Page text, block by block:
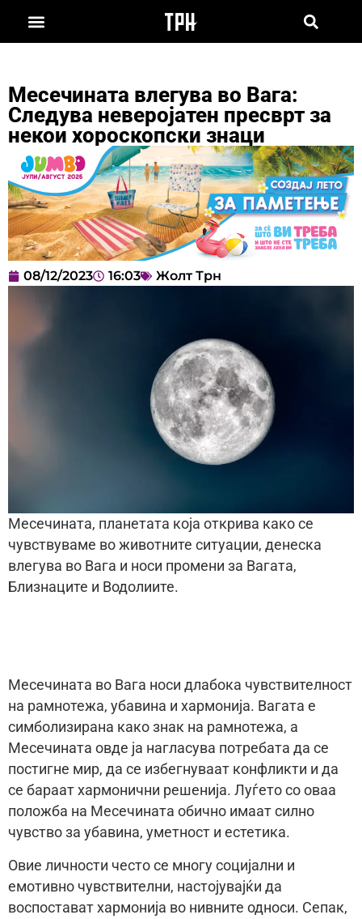
Месечината влегува во Вага:
Следува неверојатен пресврт за
некои хороскопски знаци
08/12/2023 16:03 Жолт Трн
Месечината, планетата која открива како се
чувствуваме во животните ситуации, денеска
влегува во Вага и носи промени за Вагата,
Близнаците и Водолиите.
Месечината во Вага носи длабока чувствителност
на рамнотежа, убавина и хармонија. Вагата е
симболизирана како знак на рамнотежа, а
Месечината овде ја нагласува потребата да се
постигне мир, да се избегнуваат конфликти и да
се бараат хармонични решенија. Луѓето со оваа
положба на Месечината обично имаат силно
чувство за убавина, уметност и естетика.
Овие личности често се многу социјални и
емотивно чувствителни, настојувајќи да
воспостават хармонија во нивните односи. Сепак,